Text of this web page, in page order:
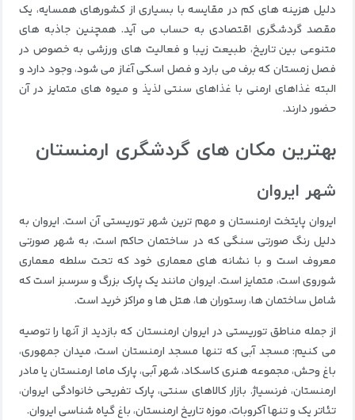
دلیل هزینه های کم در مقایسه با بسیاری از کشورهای همسایه، یک
مقصد گردشگری اقتصادی به حساب می آید. همچنین جاذبه های
متنوعی بین تاریخ، طبیعت زیبا و فعالیت های ورزشی به خصوص در
فصل زمستان که برف می بارد و فصل اسکی آغاز می شود، وجود دارد و
البته غذاهای ارمنی با غذاهای سنتی لذیذ و میوه های متمایز در آن
حضور دارند.
بهترین مکان های گردشگری ارمنستان
شهر ایروان
ایروان پایتخت ارمنستان و مهم ترین شهر توریستی آن است. ایروان به
دلیل رنگ صورتی سنگی که در ساختمان حاکم است، به شهر صورتی
معروف است و با نشانه های معماری خود که تحت سلطه معماری
شوروی است، متمایز است. ایروان مانند یک پارک بزرگ و سرسبز است که
شامل ساختمان ها، رستوران ها، هتل ها و مراکز خرید است.
از جمله مناطق توریستی در ایروان ارمنستان که بازدید از آنها را توصیه
می کنیم: مسجد آبی که تنها مسجد ارمنستان است، میدان جمهوری،
باغ وحش، مجموعه هنری کاسکاد، شهر آبی، پارک ماما ارمنستان یا مادر
ارمنستان، فرنسیاژ. بازار کالاهای سنتی، پارک تفریحی خانوادگی ایروان،
تئاتر یک و تنها آکروبات، موزه تاریخ ارمنستان، باغ گیاه شناسی ایروان.